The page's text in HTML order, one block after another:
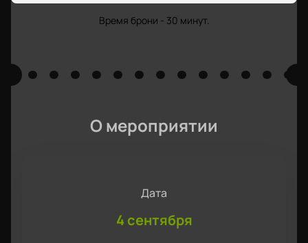
Время брони - 30 минут.
О мероприятии
Дата
4 сентября